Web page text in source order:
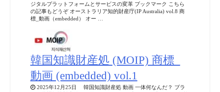
ジタルプラットフォームとサービスの変革 ブックマーク こちら
の記事もどうぞ オーストラリア知的財産庁(IP Australia) vol.8 商
標_動画（embedded） オー …
韓国知識財産処 (MOIP) 商標_
動画 (embedded) vol.1
2025年12月25日 韓国知識財産処 動画 一体何なんだ？ ブラ